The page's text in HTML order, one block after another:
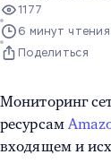
1177
6 минут чтения
Поделиться
Мониторинг
ресурсам
входящем и